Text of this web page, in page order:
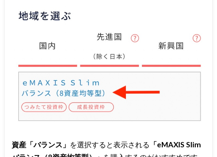
資産「バランス」 を選択すると表示される 「eMAXIS Slim